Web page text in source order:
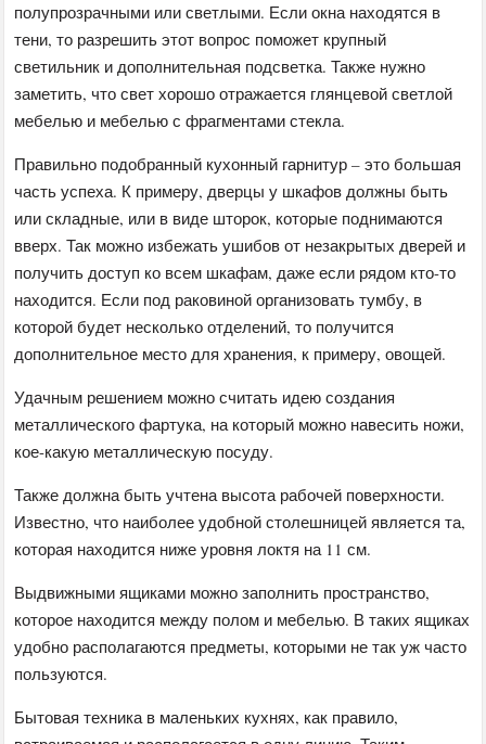
полупрозрачными или светлыми. Если окна находятся в
тени, то разрешить этот вопрос поможет крупный
светильник и дополнительная подсветка. Также нужно
заметить, что свет хорошо отражается глянцевой светлой
мебелью и мебелью с фрагментами стекла.
Правильно подобранный кухонный гарнитур – это большая
часть успеха. К примеру, дверцы у шкафов должны быть
или складные, или в виде шторок, которые поднимаются
вверх. Так можно избежать ушибов от незакрытых дверей и
получить доступ ко всем шкафам, даже если рядом кто-то
находится. Если под раковиной организовать тумбу, в
которой будет несколько отделений, то получится
дополнительное место для хранения, к примеру, овощей.
Удачным решением можно считать идею создания
металлического фартука, на который можно навесить ножи,
кое-какую металлическую посуду.
Также должна быть учтена высота рабочей поверхности.
Известно, что наиболее удобной столешницей является та,
которая находится ниже уровня локтя на 11 см.
Выдвижными ящиками можно заполнить пространство,
которое находится между полом и мебелью. В таких ящиках
удобно располагаются предметы, которыми не так уж часто
пользуются.
Бытовая техника в маленьких кухнях, как правило,